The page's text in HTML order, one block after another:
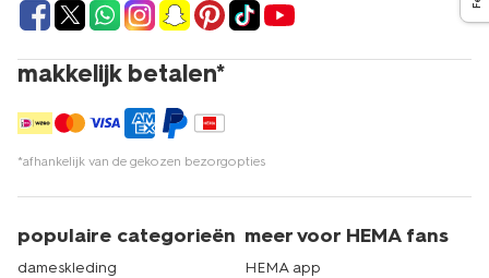
makkelijk betalen*
*afhankelijk van de gekozen bezorgopties
populaire categorieën
dameskleding
meer voor HEMA fans
HEMA app